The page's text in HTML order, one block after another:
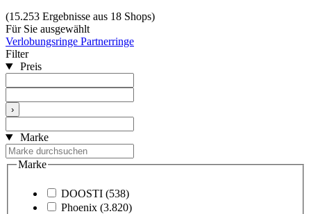
(15.253 Ergebnisse aus 18 Shops)
Für Sie ausgewählt
Verlobungsringe Partnerringe
Filter
Preis
›
Marke
Marke
DOOSTI (538)
Phoenix (3.820)